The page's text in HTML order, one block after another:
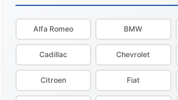
Alfa Romeo BMW
Cadillac Chevrolet
Citroen Fiat